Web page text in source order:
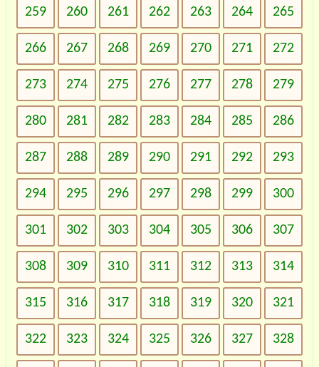
259 260 261 262 263 264 265
266 267 268 269 270 271 272
273 274 275 276 277 278 279
280 281 282 283 284 285 286
287 288 289 290 291 292 293
294 295 296 297 298 299 300
301 302 303 304 305 306 307
308 309 310 311 312 313 314
315 316 317 318 319 320 321
322 323 324 325 326 327 328